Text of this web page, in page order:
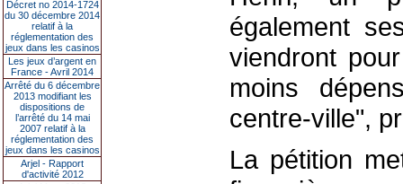
Décret no 2014-1724
du 30 décembre 2014
relatif à la
réglementation des
jeux dans les casinos
Les jeux d’argent en
France - Avril 2014
Arrêté du 6 décembre
2013 modifiant les
dispositions de
l’arrêté du 14 mai
2007 relatif à la
réglementation des
jeux dans les casinos
Arjel - Rapport
d'activité 2012
également
viendront
moins
centre-ville",
La pétition